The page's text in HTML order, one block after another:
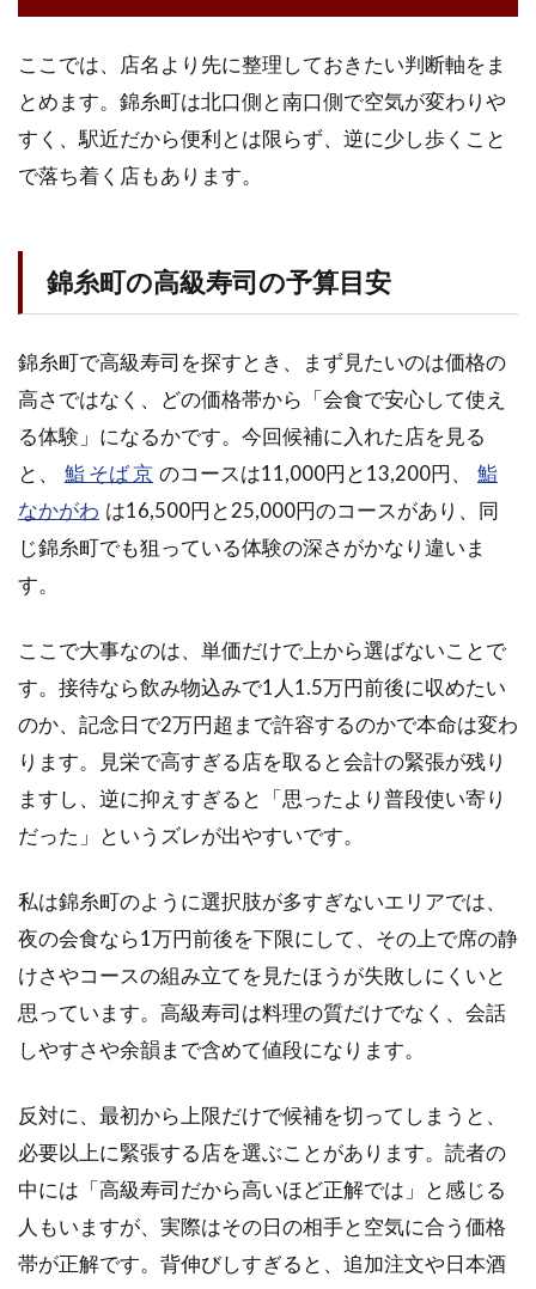
司
決
め
る
前
の
整
1.1
錦糸
高級
寿司
の予
算目
安
1.2
接待
で使
さの
見方
1.3
記念
向く
カウ
選び
方
1.4
高級
寿司
の予
確認
した
いこ
と
1.5
錦糸
町で
ここでは、店名より先に整理しておきたい判断軸をま
とめます。錦糸町は北口側と南口側で空気が変わりや
すく、駅近だから便利とは限らず、逆に少し歩くこと
で落ち着く店もあります。
錦糸町の高級寿司の予算目安
錦糸町で高級寿司を探すとき、まず見たいのは価格の
高さではなく、どの価格帯から「会食で安心して使え
る体験」になるかです。今回候補に入れた店を見る
と、
鮨 そば 京 のコースは11,000円と13,200円、
鮨
なかがわ は16,500円と25,000円のコースがあり、同
じ錦糸町でも狙っている体験の深さがかなり違いま
す。
ここで大事なのは、単価だけで上から選ばないことで
す。接待なら飲み物込みで1人1.5万円前後に収めたい
のか、記念日で2万円超まで許容するのかで本命は変わ
ります。見栄で高すぎる店を取ると会計の緊張が残り
ますし、逆に抑えすぎると「思ったより普段使い寄り
だった」というズレが出やすいです。
私は錦糸町のように選択肢が多すぎないエリアでは、
夜の会食なら1万円前後を下限にして、その上で席の静
けさやコースの組み立てを見たほうが失敗しにくいと
思っています。高級寿司は料理の質だけでなく、会話
しやすさや余韻まで含めて値段になります。
反対に、最初から上限だけで候補を切ってしまうと、
必要以上に緊張する店を選ぶことがあります。読者の
中には「高級寿司だから高いほど正解では」と感じる
人もいますが、実際はその日の相手と空気に合う価格
帯が正解です。背伸びしすぎると、追加注文や日本酒